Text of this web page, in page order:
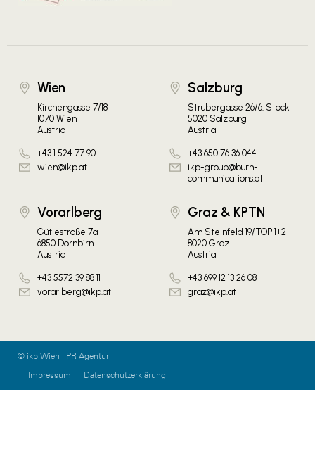
Wien
Kirchengasse 7/18
1070 Wien
Austria
+43 1 524 77 90
wien@ikp.at
Salzburg
Strubergasse 26/6. Stock
5020 Salzburg
Austria
+43 650 76 36 044
ikp-group@burn-
communications.at
Vorarlberg
Gütlestraße 7a
6850 Dornbirn
Austria
+43 5572 39 88 11
vorarlberg@ikp.at
Graz & KPTN
Am Steinfeld 19/TOP 1+2
8020 Graz
Austria
+43 699 12 13 26 08
graz@ikp.at
© ikp Wien | PR Agentur
Impressum
Datenschutzerklärung